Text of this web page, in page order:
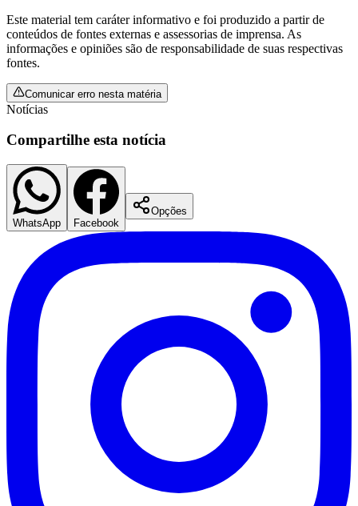
São Paulo
Santos
Este material tem caráter informativo e foi produzido a partir de
conteúdos de fontes externas e assessorias de imprensa. As
informações e opiniões são de responsabilidade de suas respectivas
fontes.
Comunicar erro nesta matéria
Notícias
Compartilhe esta notícia
WhatsApp Facebook
Opções